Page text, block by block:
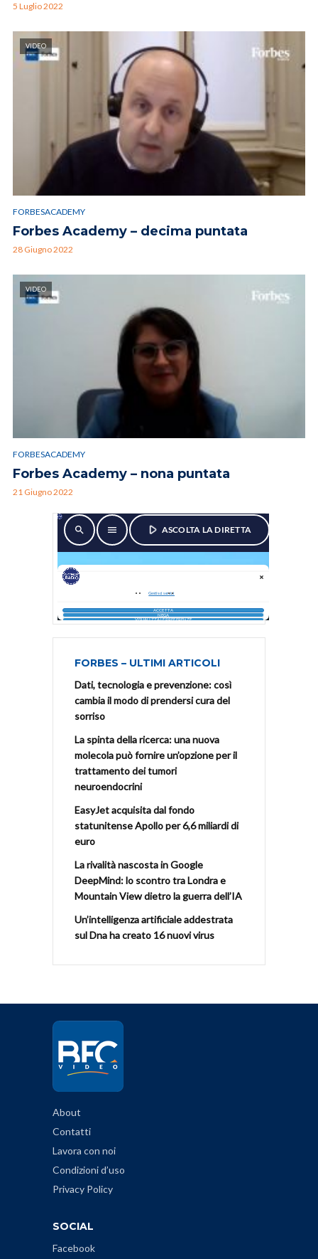
5 Luglio 2022
VIDEO
FORBESACADEMY
Forbes Academy – decima puntata
28 Giugno 2022
VIDEO
FORBESACADEMY
Forbes Academy – nona puntata
21 Giugno 2022
FORBES – ULTIMI ARTICOLI
Dati, tecnologia e prevenzione: così
cambia il modo di prendersi cura del
sorriso
La spinta della ricerca: una nuova
molecola può fornire un’opzione per il
trattamento dei tumori
neuroendocrini
EasyJet acquisita dal fondo
statunitense Apollo per 6,6 miliardi di
euro
La rivalità nascosta in Google
DeepMind: lo scontro tra Londra e
Mountain View dietro la guerra dell’IA
Un’intelligenza artificiale addestrata
sul Dna ha creato 16 nuovi virus
About
Contatti
Lavora con noi
Condizioni d’uso
Privacy Policy
SOCIAL
Facebook